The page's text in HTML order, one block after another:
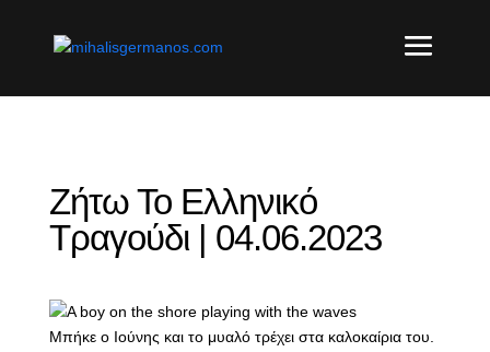
Ζήτω Το Ελληνικό
Τραγούδι | 04.06.2023
Μπήκε ο Ιούνης και το μυαλό τρέχει στα καλοκαίρια του.